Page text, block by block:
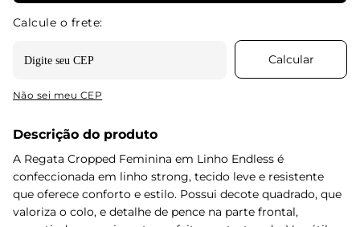
Não sei meu CEP
Descrição do produto
A Regata Cropped Feminina em Linho Endless é
confeccionada em linho strong, tecido leve e resistente
que oferece conforto e estilo. Possui decote quadrado, que
valoriza o colo, e detalhe de pence na parte frontal,